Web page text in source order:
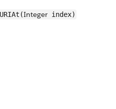
Integer index)